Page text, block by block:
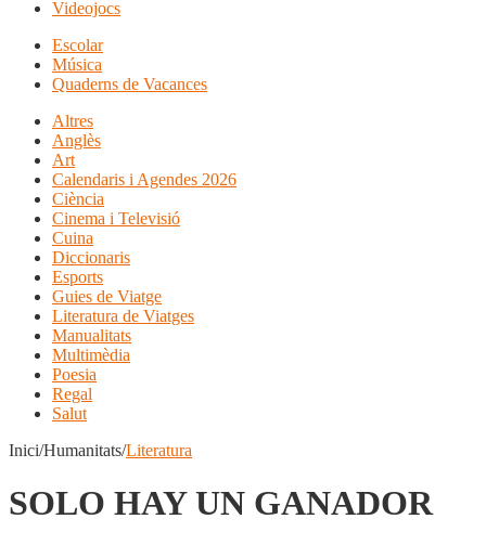
Videojocs
Escolar
Música
Quaderns de Vacances
Altres
Anglès
Art
Calendaris i Agendes 2026
Ciència
Cinema i Televisió
Cuina
Diccionaris
Esports
Guies de Viatge
Literatura de Viatges
Manualitats
Multimèdia
Poesia
Regal
Salut
Inici/Humanitats/Literatura
SOLO HAY UN GANADOR